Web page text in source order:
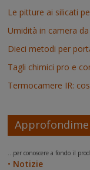
Le pitture ai silicati
Umidità in camera
Dieci metodi per
Tagli chimici pro e
Termocamere IR:
...per conoscere a fondo il
• Notizie